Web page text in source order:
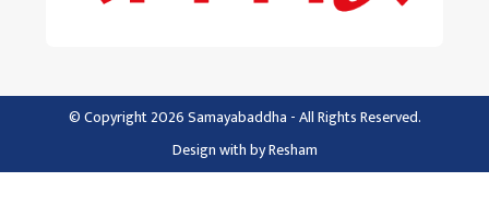
© Copyright 2026 Samayabaddha - All Rights Reserved.
Design withbyResham